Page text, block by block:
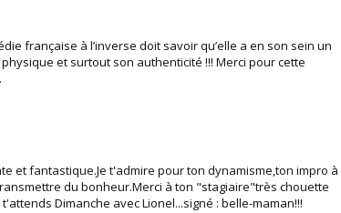
française à l’inverse doit savoir qu’elle a en son sein un
et surtout son authenticité !!! Merci pour cette
et fantastique.Je t'admire pour ton dynamisme,ton impro à
du bonheur.Merci à ton "stagiaire"très chouette
Dimanche avec Lionel...signé : belle-maman!!!